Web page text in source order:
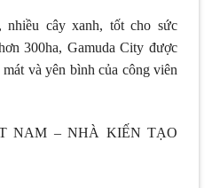
nhiều cây xanh, tốt cho sức
300ha, Gamuda City được
và yên bình của công viên
NAM – NHÀ KIẾN TẠO